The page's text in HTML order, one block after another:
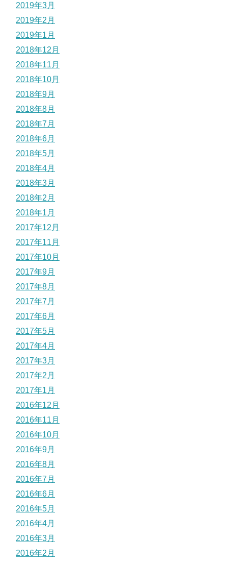
2019年3月
2019年2月
2019年1月
2018年12月
2018年11月
2018年10月
2018年9月
2018年8月
2018年7月
2018年6月
2018年5月
2018年4月
2018年3月
2018年2月
2018年1月
2017年12月
2017年11月
2017年10月
2017年9月
2017年8月
2017年7月
2017年6月
2017年5月
2017年4月
2017年3月
2017年2月
2017年1月
2016年12月
2016年11月
2016年10月
2016年9月
2016年8月
2016年7月
2016年6月
2016年5月
2016年4月
2016年3月
2016年2月